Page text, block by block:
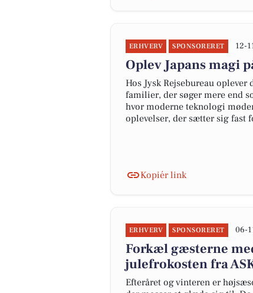
ERHVERV SPONSORERET 12-
Oplev Japans magi
Hos Jysk Rejsebureau
familier, der søger mere end
hvor moderne teknologi
oplevelser, der sætter sig fast
Kopiér link
ERHVERV SPONSORERET 06-
Forkæl gæsterne
julefrokosten fra
Efteråret og vinteren er